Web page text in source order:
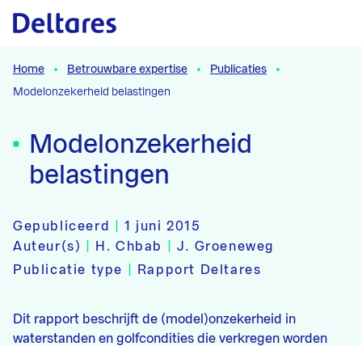
Naar hoofdcontent
Home Betrouwbare expertise
Publicaties
Modelonzekerheid belastingen
Modelonzekerheid
belastingen
Gepubliceerd |1 juni 2015
Auteur(s)
H. Chbab
J. Groeneweg
Publicatie type
Rapport Deltares
Dit rapport beschrijft de (model)onzekerheid in
waterstanden en golfcondities die verkregen worden